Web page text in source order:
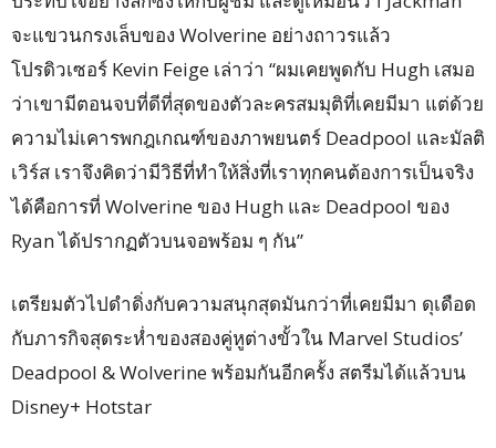
จะแขวนกรงเล็บของ Wolverine อย่างถาวรแล้ว
โปรดิวเซอร์ Kevin Feige เล่าว่า “ผมเคยพูดกับ Hugh เสมอ
ว่าเขามีตอนจบที่ดีที่สุดของตัวละครสมมุติที่เคยมีมา แต่ด้วย
ความไม่เคารพกฎเกณฑ์ของภาพยนตร์ Deadpool และมัลติ
เวิร์ส เราจึงคิดว่ามีวิธีที่ทำให้สิ่งที่เราทุกคนต้องการเป็นจริง
ได้คือการที่ Wolverine ของ Hugh และ Deadpool ของ
Ryan ได้ปรากฏตัวบนจอพร้อม ๆ กัน”
เตรียมตัวไปดำดิ่งกับความสนุกสุดมันกว่าที่เคยมีมา ดุเดือด
กับภารกิจสุดระห่ำของสองคู่หูต่างขั้วใน Marvel Studios’
Deadpool & Wolverine พร้อมกันอีกครั้ง สตรีมได้แล้วบน
Disney+ Hotstar